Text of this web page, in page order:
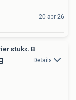
20 apr 26
stuks. B
Details